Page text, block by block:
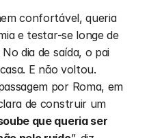
confortável, queria
e testar-se longe de
dia de saída, o pai
E não voltou.
por Roma, em
de construir um
que queria ser